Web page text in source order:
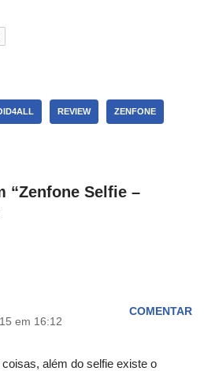
REVIEW ZENFONE
“Zenfone Selfie –
em 16:12
COMENTAR
além do selfie existe o